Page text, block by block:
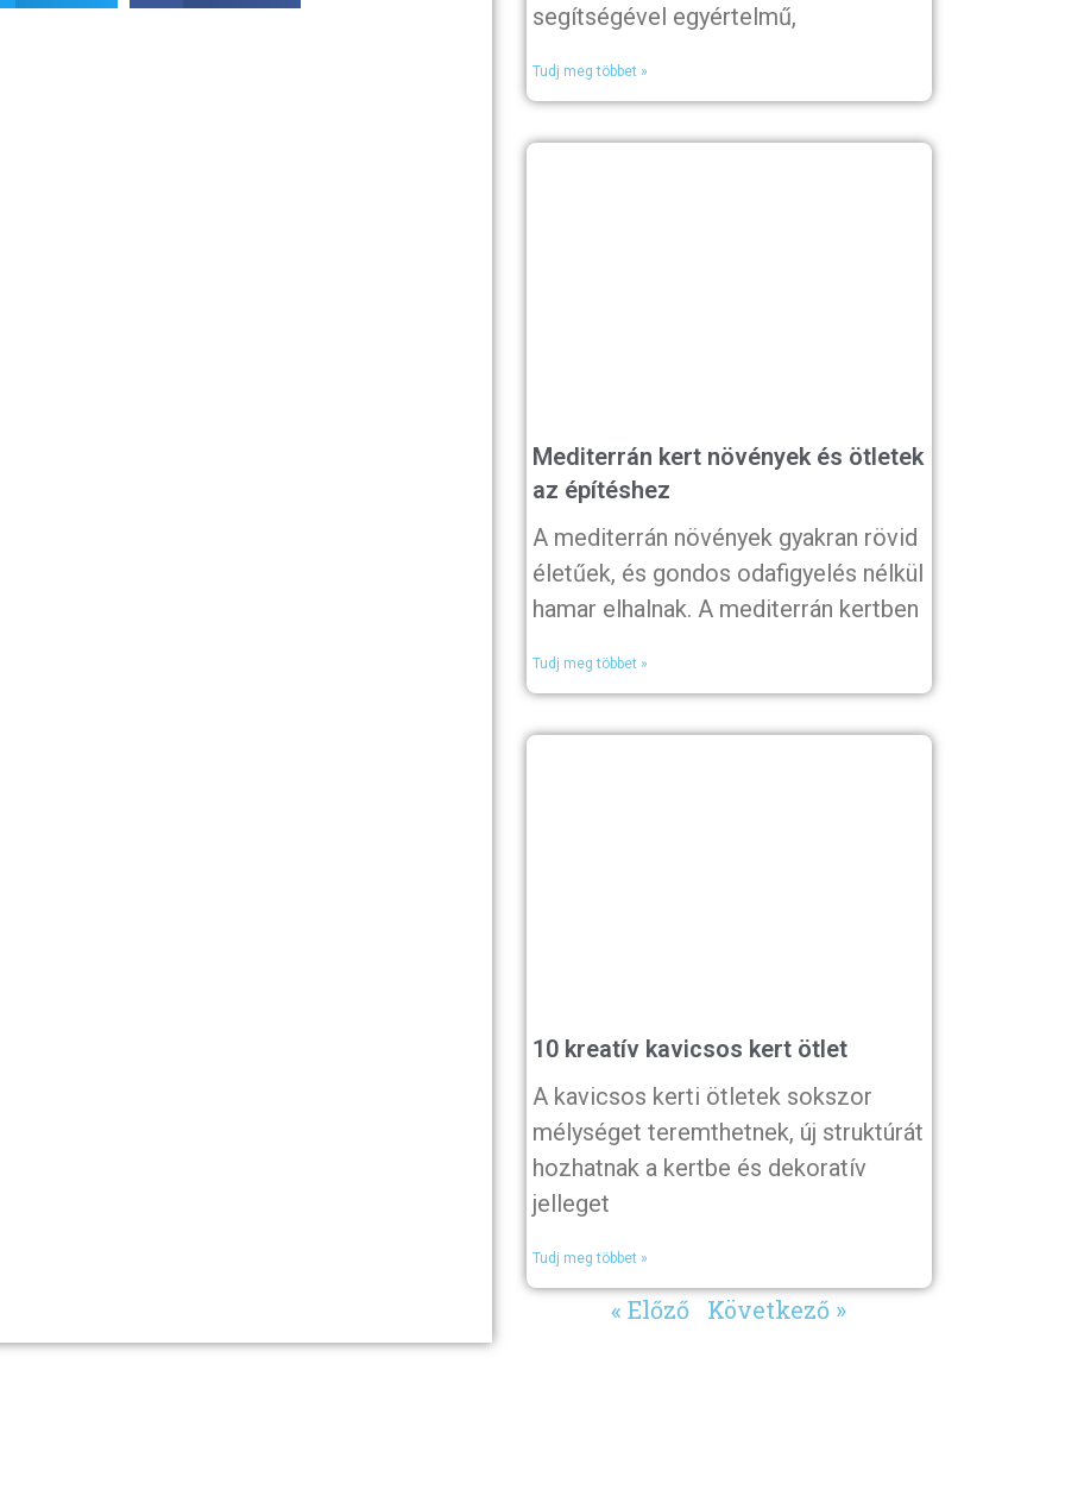
segítségével egyértelmű,
Tudj meg többet »
Mediterrán kert növények és ötletek
az építéshez
A mediterrán növények gyakran rövid
életűek, és gondos odafigyelés nélkül
hamar elhalnak. A mediterrán kertben
Tudj meg többet »
10 kreatív kavicsos kert ötlet
A kavicsos kerti ötletek sokszor
mélységet teremthetnek, új struktúrát
hozhatnak a kertbe és dekoratív
jelleget
Tudj meg többet »
« Előző Következő »